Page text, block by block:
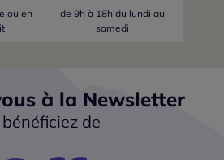
ou en
de 9h à 18h du lundi au
samedi
à la Newsletter
de